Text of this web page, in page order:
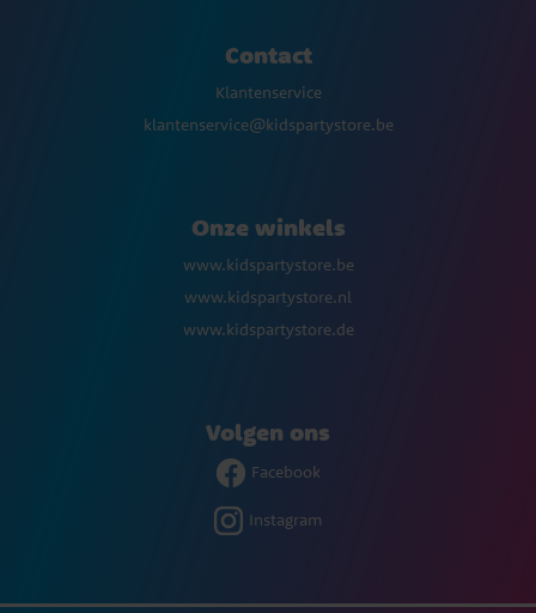
Contact
Klantenservice
klantenservice@kidspartystore.be
Onze winkels
www.kidspartystore.be
www.kidspartystore.nl
www.kidspartystore.de
Volgen ons
Facebook
Instagram